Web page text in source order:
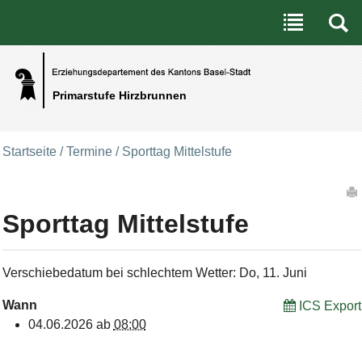
Primarstufe Hirzbrunnen
Benutzerspezifische Werkzeuge
Direkt zum Inhalt|Direkt zur Navigation
Startseite /Termine / Sporttag Mittelstufe
Sporttag Mittelstufe
Verschiebedatum bei schlechtem Wetter: Do, 11. Juni
ICS Export
Wann
04.06.2026ab 08:00